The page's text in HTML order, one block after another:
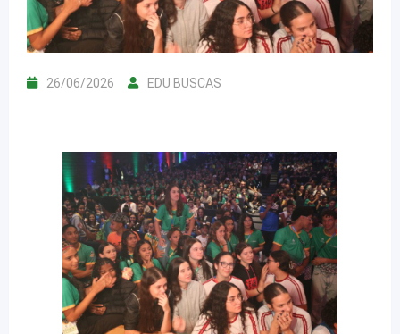
26/06/2026 EDU BUSCAS